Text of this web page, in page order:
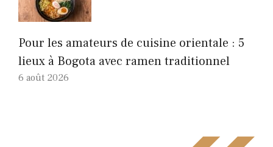
Pour les amateurs de cuisine orientale : 5
lieux à Bogota avec ramen traditionnel
6 août 2026